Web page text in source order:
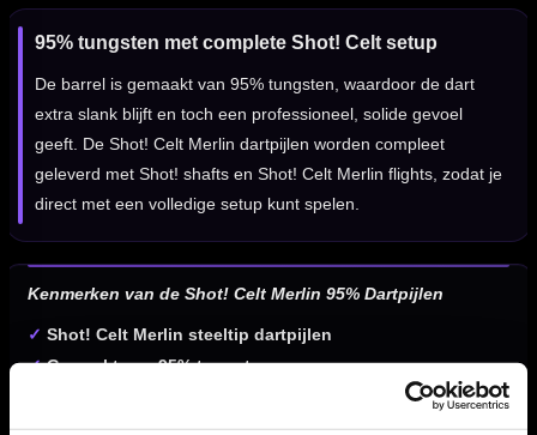
95% tungsten met complete Shot! Celt setup
De barrel is gemaakt van 95% tungsten, waardoor de dart
extra slank blijft en toch een professioneel, solide gevoel
geeft. De Shot! Celt Merlin dartpijlen worden compleet
geleverd met Shot! shafts en Shot! Celt Merlin flights, zodat je
direct met een volledige setup kunt spelen.
Kenmerken van de Shot! Celt Merlin 95% Dartpijlen
✓ Shot! Celt Merlin steeltip dartpijlen
✓ Gemaakt van 95% tungsten
Zilveren afwerking met blauwe en groene accenten
✓ Centre weighted balans voor een stabiele worp